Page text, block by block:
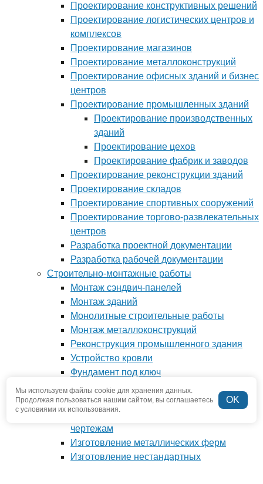
Мы используем файлы cookie для хранения данных.
Продолжая пользоваться нашим сайтом, вы соглашаетесь
с условиями их использования.
OK
Проектирование конструктивных решений
Проектирование логистических центров и
комплексов
Проектирование магазинов
Проектирование металлоконструкций
Проектирование офисных зданий и бизнес
центров
Проектирование промышленных зданий
Проектирование производственных
зданий
Проектирование цехов
Проектирование фабрик и заводов
Проектирование реконструкции зданий
Проектирование складов
Проектирование спортивных сооружений
Проектирование торгово-развлекательных
центров
Разработка проектной документации
Разработка рабочей документации
Строительно-монтажные работы
Монтаж сэндвич-панелей
Монтаж зданий
Монолитные строительные работы
Монтаж металлоконструкций
Реконструкция промышленного здания
Устройство кровли
Фундамент под ключ
Производство металлоконструкций
Антресоли и мезонины
Изготовление металлоконструкций по
чертежам
Изготовление металлических ферм
Изготовление нестандартных